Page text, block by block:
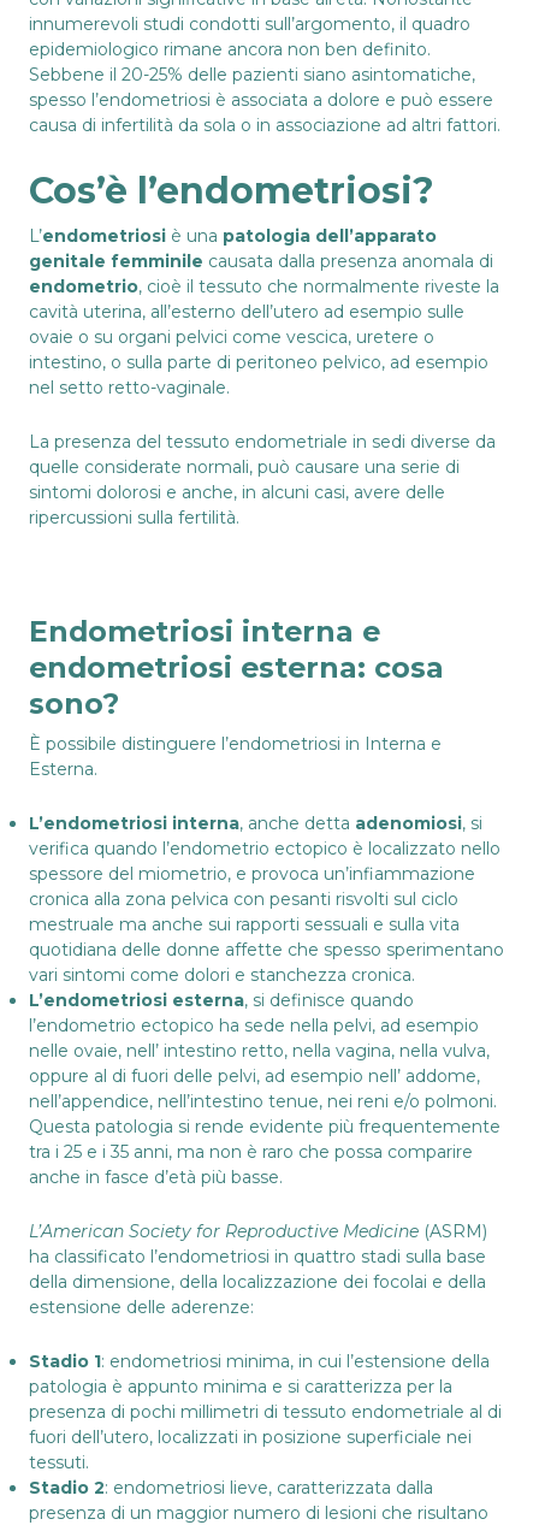
innumerevoli studi condotti sull’argomento, il quadro
epidemiologico rimane ancora non ben definito.
Sebbene il 20-25% delle pazienti siano asintomatiche,
spesso l’endometriosi è associata a dolore e può essere
causa di infertilità da sola o in associazione ad altri fattori.
Cos’è l’endometriosi?
L’endometriosi è una patologia dell’apparato
genitale femminile causata dalla presenza anomala di
endometrio, cioè il tessuto che normalmente riveste la
cavità uterina, all’esterno dell’utero ad esempio sulle
ovaie o su organi pelvici come vescica, uretere o
intestino, o sulla parte di peritoneo pelvico, ad esempio
nel setto retto-vaginale.
La presenza del tessuto endometriale in sedi diverse da
quelle considerate normali, può causare una serie di
sintomi dolorosi e anche, in alcuni casi, avere delle
ripercussioni sulla fertilità.
Endometriosi interna e
endometriosi esterna: cosa
sono?
È possibile distinguere l’endometriosi in Interna e
Esterna.
L’endometriosi interna, anche detta adenomiosi, si
verifica quando l’endometrio ectopico è localizzato nello
spessore del miometrio, e provoca un’infiammazione
cronica alla zona pelvica con pesanti risvolti sul ciclo
mestruale ma anche sui rapporti sessuali e sulla vita
quotidiana delle donne affette che spesso sperimentano
vari sintomi come dolori e stanchezza cronica.
L’endometriosi esterna, si definisce quando
l’endometrio ectopico ha sede nella pelvi, ad esempio
nelle ovaie, nell’ intestino retto, nella vagina, nella vulva,
oppure al di fuori delle pelvi, ad esempio nell’ addome,
nell’appendice, nell’intestino tenue, nei reni e/o polmoni.
Questa patologia si rende evidente più frequentemente
tra i 25 e i 35 anni, ma non è raro che possa comparire
anche in fasce d’età più basse.
L’American Society for Reproductive Medicine (ASRM)
ha classificato l’endometriosi in quattro stadi sulla base
della dimensione, della localizzazione dei focolai e della
estensione delle aderenze:
Stadio 1: endometriosi minima, in cui l’estensione della
patologia è appunto minima e si caratterizza per la
presenza di pochi millimetri di tessuto endometriale al di
fuori dell’utero, localizzati in posizione superficiale nei
tessuti.
Stadio 2: endometriosi lieve, caratterizzata dalla
presenza di un maggior numero di lesioni che risultano